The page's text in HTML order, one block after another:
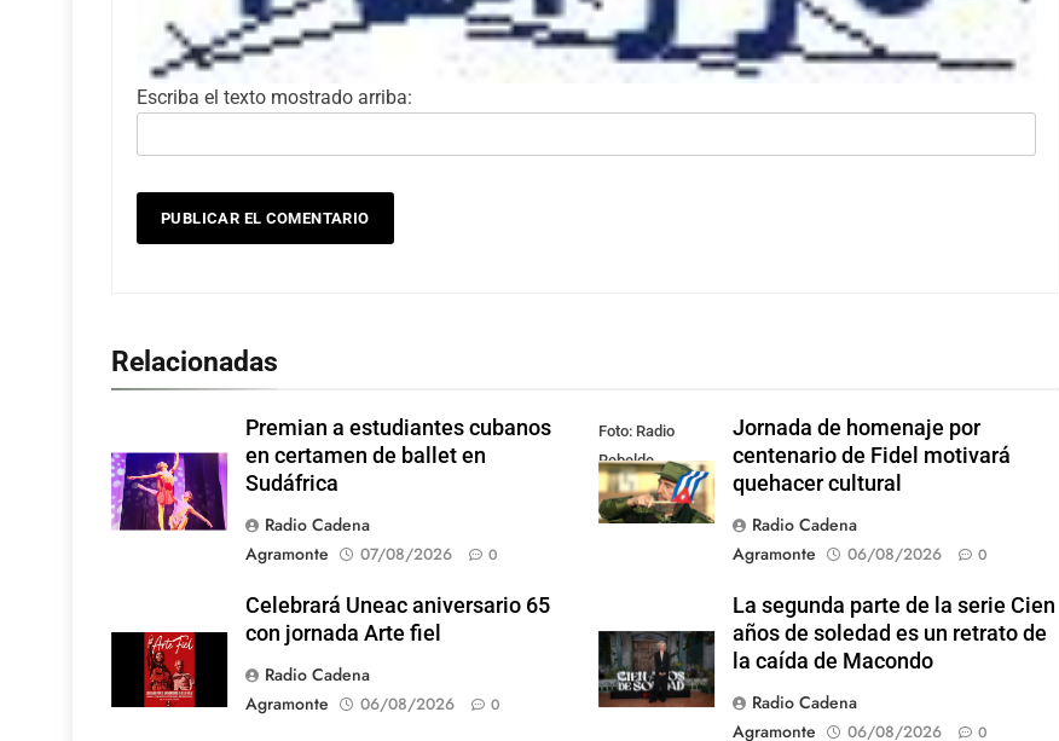
Escriba el texto mostrado arriba:
Relacionadas
Premian a estudiantes cubanos
en certamen de ballet en
Sudáfrica
Radio Cadena
Agramonte
07/08/2026 0
Foto: Radio
Rebelde
Jornada de homenaje por
centenario de Fidel motivará
quehacer cultural
Radio Cadena
Agramonte
06/08/2026 0
Celebrará Uneac aniversario 65
con jornada Arte fiel
Radio Cadena
Agramonte
06/08/2026 0
La segunda parte de la serie Cien
años de soledad es un retrato de
la caída de Macondo
Radio Cadena
Agramonte
06/08/2026 0